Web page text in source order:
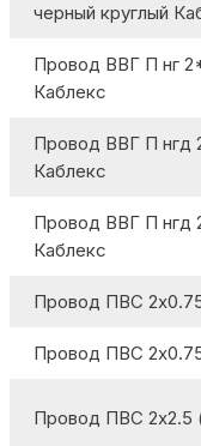
черный круглый
Провод ВВГ П нг
Каблекс
Провод ВВГ П нгд
Каблекс
Провод ВВГ П нгд
Каблекс
Провод ПВС
Провод ПВС
Провод ПВС 2х2.5